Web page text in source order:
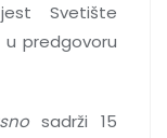
Svetište
u predgovoru
sadrži 15